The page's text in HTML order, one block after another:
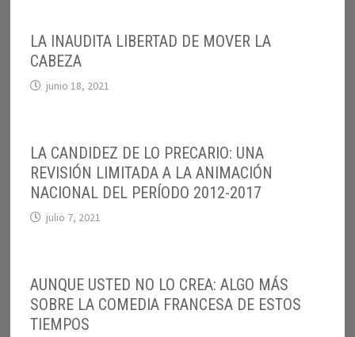
LA INAUDITA LIBERTAD DE MOVER LA
CABEZA
junio 18, 2021
LA CANDIDEZ DE LO PRECARIO: UNA
REVISIÓN LIMITADA A LA ANIMACIÓN
NACIONAL DEL PERÍODO 2012-2017
julio 7, 2021
AUNQUE USTED NO LO CREA: ALGO MÁS
SOBRE LA COMEDIA FRANCESA DE ESTOS
TIEMPOS